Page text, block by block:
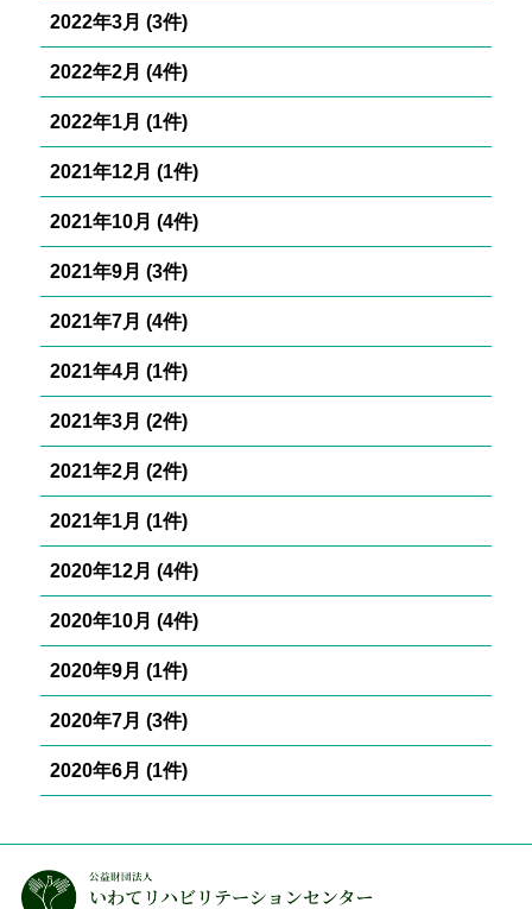
2022年3月 (3件)
2022年2月 (4件)
2022年1月 (1件)
2021年12月 (1件)
2021年10月 (4件)
2021年9月 (3件)
2021年7月 (4件)
2021年4月 (1件)
2021年3月 (2件)
2021年2月 (2件)
2021年1月 (1件)
2020年12月 (4件)
2020年10月 (4件)
2020年9月 (1件)
2020年7月 (3件)
2020年6月 (1件)